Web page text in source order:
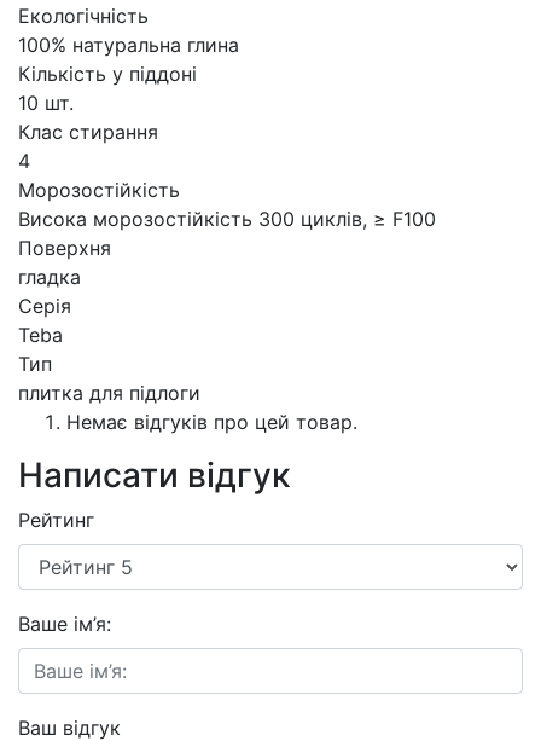
Екологічність
100% натуральна глина
Кількість у піддоні
10 шт.
Клас стирання
4
Морозостійкість
Висока морозостійкість 300 циклів, ≥ F100
Поверхня
гладка
Серія
Teba
Тип
плитка для підлоги
Немає відгуків про цей товар.
Написати відгук
Рейтинг
Ваше ім’я:
Ваш відгук